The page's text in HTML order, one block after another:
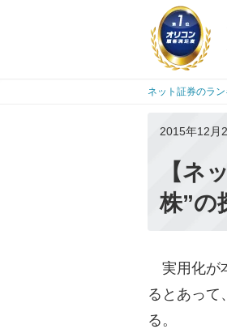
ネット証券のラ
2015年12月
【ネ
株”の
実用化が
るとあって
る。